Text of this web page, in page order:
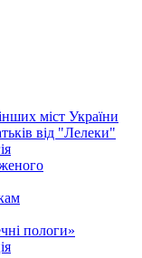
міст України
від "Лелеки"
пологи»